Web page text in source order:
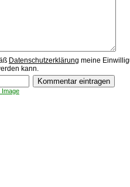
Datenschutzerklärung meine
kann.
Image